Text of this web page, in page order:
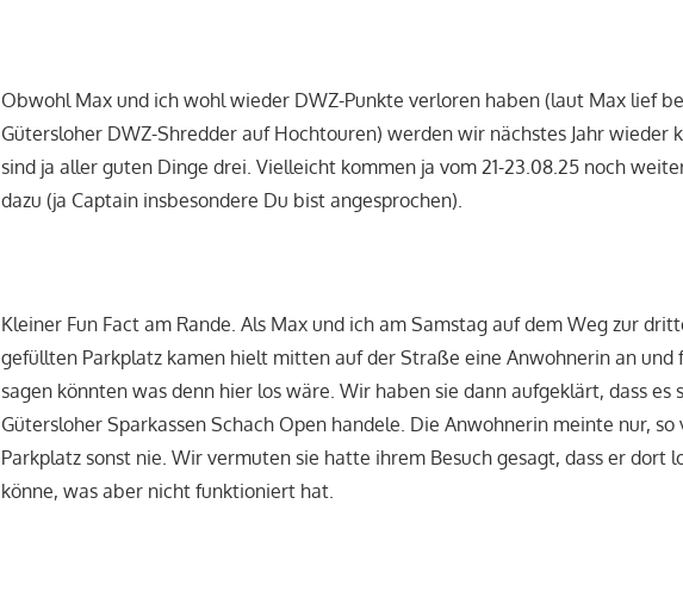
Obwohl Max und ich wohl wieder DWZ-Punkte verloren haben (laut Max lief
Gütersloher DWZ-Shredder auf Hochtouren) werden wir nächstes Jahr wieder
sind ja aller guten Dinge drei. Vielleicht kommen ja vom 21-23.08.25 noch
dazu (ja Captain insbesondere Du bist angesprochen).
Kleiner Fun Fact am Rande. Als Max und ich am Samstag auf dem Weg zur
gefüllten Parkplatz kamen hielt mitten auf der Straße eine Anwohnerin an
sagen könnten was denn hier los wäre. Wir haben sie dann aufgeklärt, dass es
Gütersloher Sparkassen Schach Open handele. Die Anwohnerin meinte nur, so
Parkplatz sonst nie. Wir vermuten sie hatte ihrem Besuch gesagt, dass er dort
könne, was aber nicht funktioniert hat.